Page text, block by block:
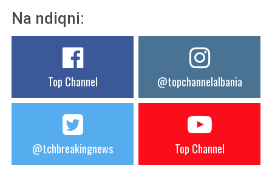
Na ndiqni:
Top Channel @topchannelalbania
@tchbreakingnews Top Channel